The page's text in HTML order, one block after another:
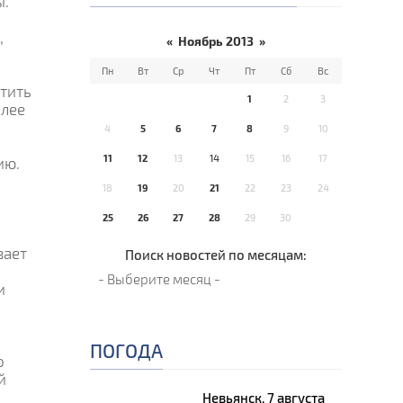
« Ноябрь 2013 »
Пн Вт Ср Чт Пт Сб Вс
1 2 3
4 5 6 7 8 9 10
11 12 13 14 15 16 17
18 19 20 21 22 23 24
25 26 27 28 29 30
Поиск новостей по месяцам:
ПОГОДА
Невьянск, 7 августа